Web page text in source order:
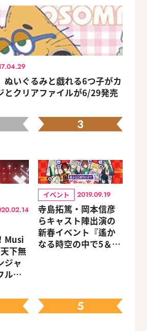
ぬいぐるみと戯れる6つ子がカ
とクリアファイルが6/29発売
Musi
下無
ジャ
ルサ
3
イベント 2019.09.19
寺島拓篤・岡本信彦
らキャスト陣出演の
新春イベント『遙か
なる時空の中で5＆6
5